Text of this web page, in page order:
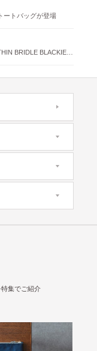
ートバッグが登場
集でご紹介